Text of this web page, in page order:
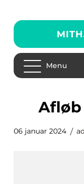
Menu
06 januar 2024